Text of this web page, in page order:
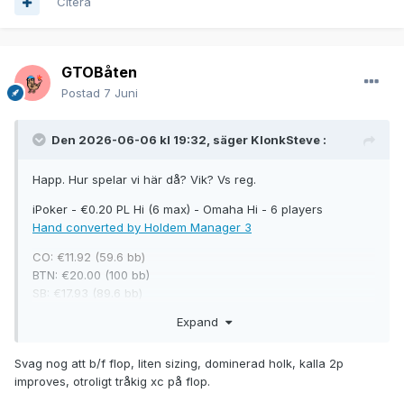
GTOBåten
Postad 7 Juni
Den 2026-06-06 kl 19:32, säger KlonkSteve :
Happ. Hur spelar vi här då? Vik? Vs reg.
iPoker - €0.20 PL Hi (6 max) - Omaha Hi - 6 players
Hand converted by Holdem Manager 3
CO: €11.92 (59.6 bb)
BTN: €20.00 (100 bb)
SB: €17.93 (89.6 bb)
SB posts €0.10, Hero posts BB €0.20
Expand
Svag nog att b/f flop, liten sizing, dominerad holk, kalla 2p
improves, otroligt tråkig xc på flop.